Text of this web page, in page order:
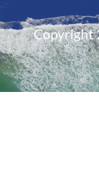
Copyright